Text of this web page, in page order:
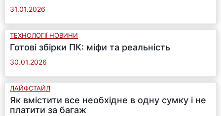
31.01.2026
ТЕХНОЛОГІЇ НОВИНИ
Готові збірки ПК: міфи та реальність
30.01.2026
ЛАЙФСТАЙЛ
Як вмістити все необхідне в одну сумку і не
платити за багаж